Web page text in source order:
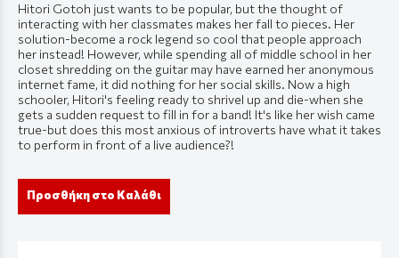
Hitori Gotoh just wants to be popular, but the thought of
interacting with her classmates makes her fall to pieces. Her
solution-become a rock legend so cool that people approach
her instead! However, while spending all of middle school in her
closet shredding on the guitar may have earned her anonymous
internet fame, it did nothing for her social skills. Now a high
schooler, Hitori's feeling ready to shrivel up and die-when she
gets a sudden request to fill in for a band! It's like her wish came
true-but does this most anxious of introverts have what it takes
to perform in front of a live audience?!
Προσθήκη στο Καλάθι